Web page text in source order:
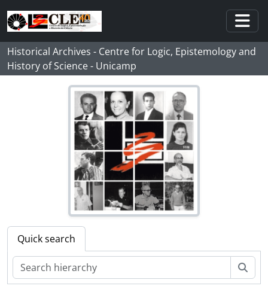
Skip to main content
Historical Archives - Centre for Logic, Epistemology and
History of Science - Unicamp
Quick search